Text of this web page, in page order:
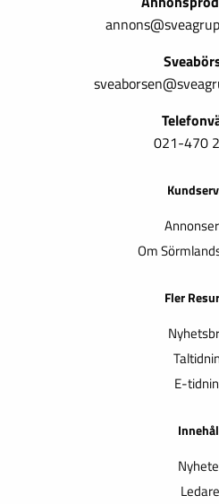
021-470
Om
Fler
E-
Ledare